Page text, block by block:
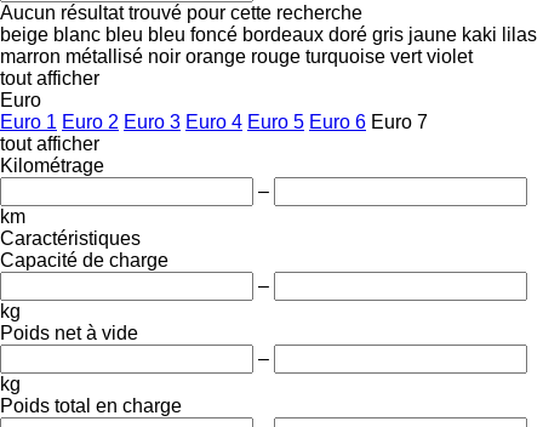
Aucun résultat trouvé pour cette recherche
beige blanc bleu bleu foncé bordeaux doré gris jaune kaki lilas
marron métallisé noir orange rouge turquoise vert violet
tout afficher
Euro
Euro 1 Euro 2 Euro 3 Euro 4 Euro 5 Euro 6 Euro 7
tout afficher
Kilométrage
–
km
Caractéristiques
Capacité de charge
–
kg
Poids net à vide
–
kg
Poids total en charge